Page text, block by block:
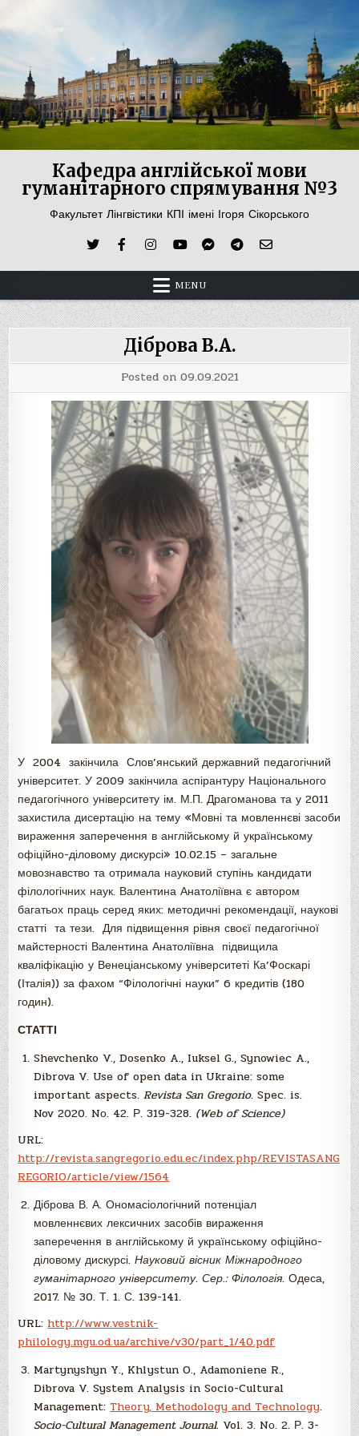
to
content
Кафедра англійської мови
гуманітарного спрямування №3
Факультет Лінгвістики КПІ імені Ігоря Сікорського
MENU
Діброва В.А.
Posted on 09.09.2021
У 2004 закінчила Слов’янський державний педагогічний
університет. У 2009 закінчила аспірантуру Національного
педагогічного університету ім. М.П. Драгоманова та у 2011
захистила дисертацію на тему «Мовні та мовленнєві засоби
вираження заперечення в англійському й українському
офіційно-діловому дискурсі» 10.02.15 – загальне
мовознавство та отримала науковий ступінь кандидати
філологічних наук. Валентина Анатоліївна є автором
багатьох праць серед яких: методичні рекомендації, наукові
статті та тези. Для підвищення рівня своєї педагогічної
майстерності Валентина Анатоліївна підвищила
кваліфікацію у Венеціанському університеті Ка’Фоскарі
(Італія)) за фахом “Філологічні науки” 6 кредитів (180
годин).
СТАТТІ
Shevchenko V., Dosenko A., Iuksel G., Synowiec A.,
Dibrova V. Use of open data in Ukraine: some
important aspects.Revista San Gregorio. Spec. is.
Nov 2020. Nо. 42. Р. 319-328. (Web of Science)
URL:
http://revista.sangregorio.edu.ec/index.php/REVISTASANG
REGORIO/article/view/1564
Діброва В. А. Ономасіологічний потенціал
мовленнєвих лексичних засобів вираження
заперечення в англійському й українському офіційно-
діловому дискурсі.Науковий вісник Міжнародного
гуманітарного університету. Сер.: Філологія. Одеса,
2017. № 30. Т. 1. С. 139-141.
URL:http://www.vestnik-
philology.mgu.od.ua/archive/v30/part_1/40.pdf
Martynyshyn Y., Khlystun O., Adamoniene R.,
Dibrova V. System Analysis in Socio-Cultural
Management:Theory, Methodology and Technology.
Socio-Cultural Management Journal. Vol. 3. Nо. 2. Р. 3-